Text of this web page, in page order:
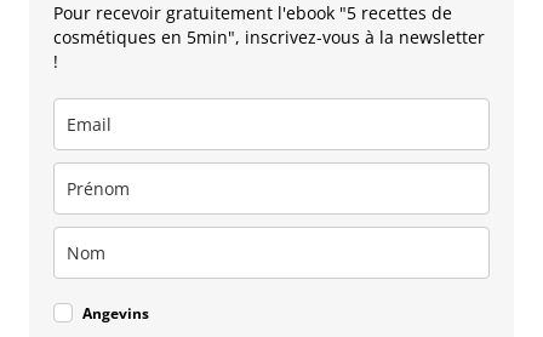
Pour recevoir gratuitement l'ebook "5 recettes de
cosmétiques en 5min", inscrivez-vous à la newsletter
!
Angevins